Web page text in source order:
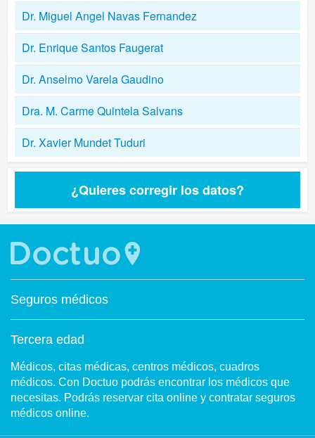
Dr. Miguel Angel Navas Fernandez
Dr. Enrique Santos Faugerat
Dr. Anselmo Varela Gaudino
Dra. M. Carme Quintela Salvans
Dr. Xavier Mundet Tuduri
¿Quieres corregir los datos?
Seguros médicos
Tercera edad
Médicos, citas médicas, centros médicos, cuadros
médicos. Con Doctuo podrás encontrar los médicos que
necesitas. Podrás reservar cita online y contratar seguros
médicos online.